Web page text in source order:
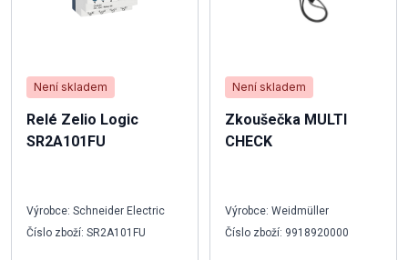
Není skladem
Relé Zelio Logic
SR2A101FU
Výrobce: Schneider Electric
Číslo zboží: SR2A101FU
Není skladem
Zkoušečka MULTI
CHECK
Výrobce: Weidmüller
Číslo zboží: 9918920000